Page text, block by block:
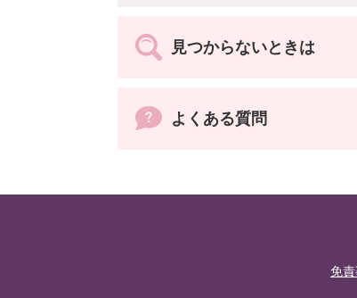
見つからないときは
よくある質問
免